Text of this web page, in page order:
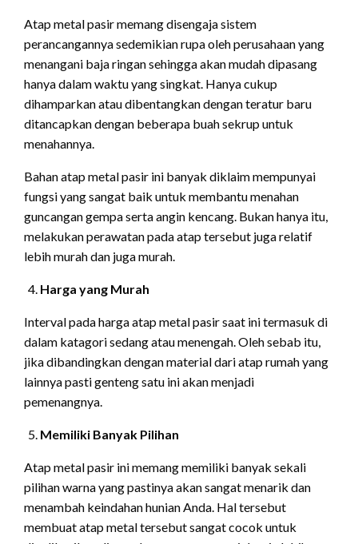
Atap metal pasir memang disengaja sistem
perancangannya sedemikian rupa oleh perusahaan yang
menangani baja ringan sehingga akan mudah dipasang
hanya dalam waktu yang singkat. Hanya cukup
dihamparkan atau dibentangkan dengan teratur baru
ditancapkan dengan beberapa buah sekrup untuk
menahannya.
Bahan atap metal pasir ini banyak diklaim mempunyai
fungsi yang sangat baik untuk membantu menahan
guncangan gempa serta angin kencang. Bukan hanya itu,
melakukan perawatan pada atap tersebut juga relatif
lebih murah dan juga murah.
Harga yang Murah
Interval pada harga atap metal pasir saat ini termasuk di
dalam katagori sedang atau menengah. Oleh sebab itu,
jika dibandingkan dengan material dari atap rumah yang
lainnya pasti genteng satu ini akan menjadi
pemenangnya.
Memiliki Banyak Pilihan
Atap metal pasir ini memang memiliki banyak sekali
pilihan warna yang pastinya akan sangat menarik dan
menambah keindahan hunian Anda. Hal tersebut
membuat atap metal tersebut sangat cocok untuk